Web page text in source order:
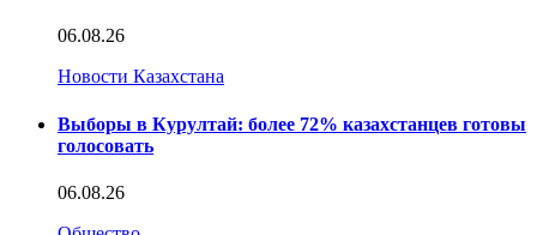
06.08.26
Новости Казахстана
Выборы в Курултай: более 72% казахстанцев готовы
голосовать
06.08.26